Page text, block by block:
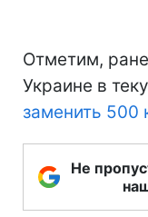
Отметим,
Украине в
заменить 500
Не